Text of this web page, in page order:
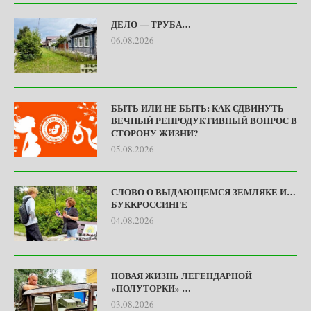
ДЕЛО — ТРУБА…
06.08.2026
БЫТЬ ИЛИ НЕ БЫТЬ: КАК СДВИНУТЬ
ВЕЧНЫЙ РЕПРОДУКТИВНЫЙ ВОПРОС В
СТОРОНУ ЖИЗНИ?
05.08.2026
СЛОВО О ВЫДАЮЩЕМСЯ ЗЕМЛЯКЕ И…
БУККРОССИНГЕ
04.08.2026
НОВАЯ ЖИЗНЬ ЛЕГЕНДАРНОЙ
«ПОЛУТОРКИ» …
03.08.2026